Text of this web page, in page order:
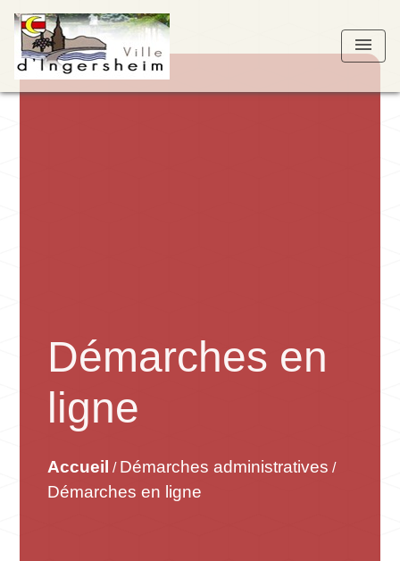
menu
Démarches en
ligne
Accueil / Démarches administratives /
Démarches en ligne